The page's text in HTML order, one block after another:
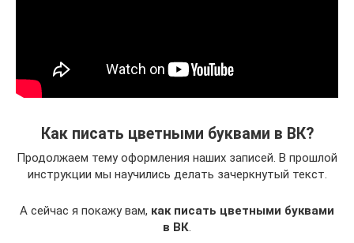
Как писать цветными буквами в ВК?
Продолжаем тему оформления наших записей. В прошлой
инструкции мы научились делать зачеркнутый текст.
А сейчас я покажу вам, как писать цветными буквами
в ВК.